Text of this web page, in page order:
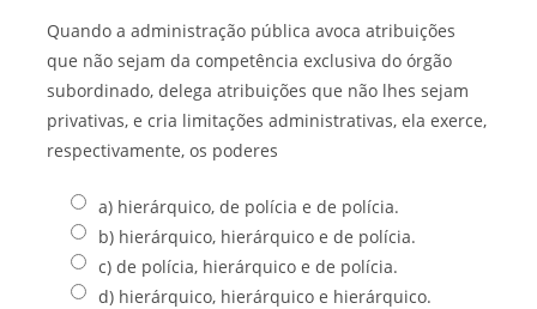
Quando a administração pública avoca atribuições
que não sejam da competência exclusiva do órgão
subordinado, delega atribuições que não lhes sejam
privativas, e cria limitações administrativas, ela exerce,
respectivamente, os poderes
a) hierárquico, de polícia e de polícia.
b) hierárquico, hierárquico e de polícia.
c) de polícia, hierárquico e de polícia.
d) hierárquico, hierárquico e hierárquico.